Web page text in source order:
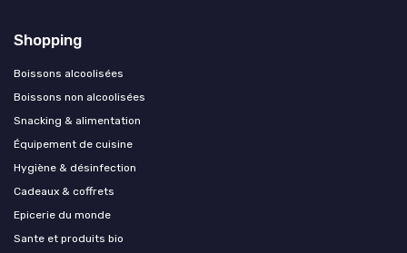
Shopping
Boissons alcoolisées
Boissons non alcoolisées
Snacking & alimentation
Équipement de cuisine
Hygiène & désinfection
Cadeaux & coffrets
Epicerie du monde
Sante et produits bio